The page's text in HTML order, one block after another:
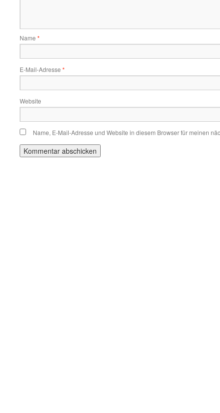
Name *
E-Mail-Adresse *
Website
Name, E-Mail-Adresse und Website in diesem Browser für meinen